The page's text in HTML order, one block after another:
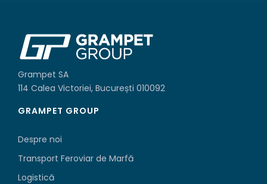
Grampet SA
114 Calea Victoriei, București 010092
GRAMPET GROUP
Despre noi
Transport Feroviar de Marfă
Logistică